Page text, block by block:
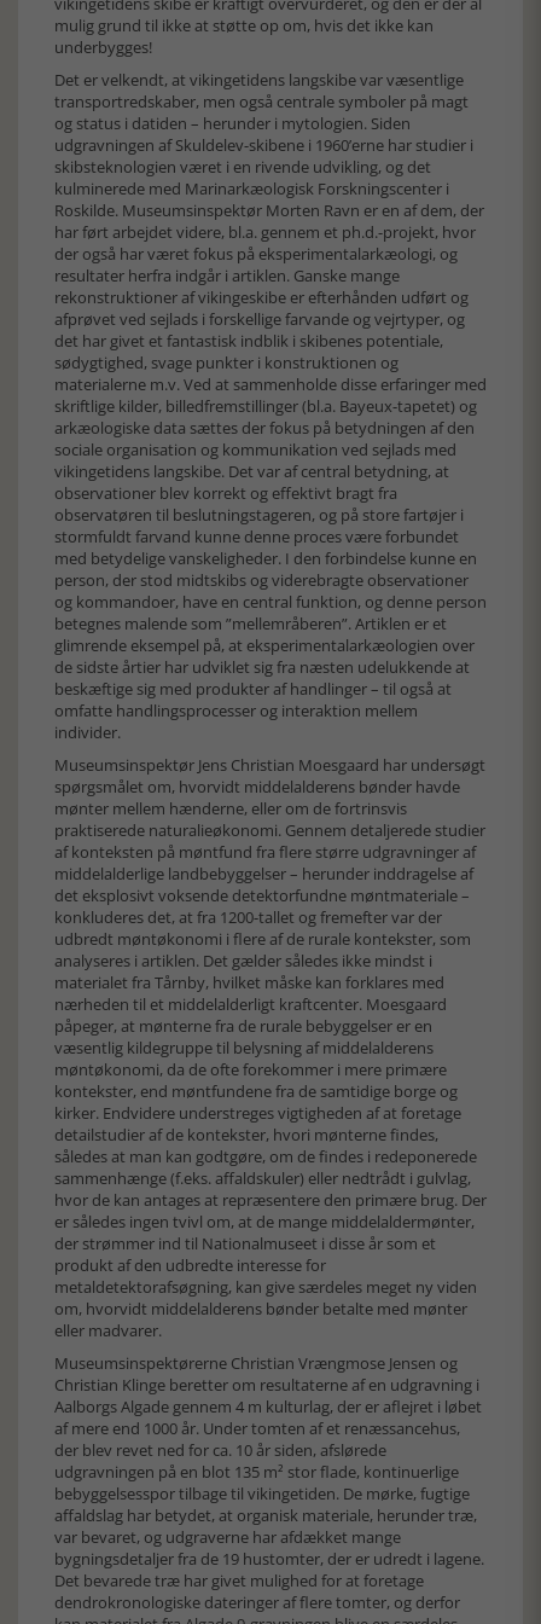
mulig grund til ikke at støtte op om, hvis det ikke kan
underbygges!
Det er velkendt, at vikingetidens langskibe var væsentlige
transportredskaber, men også centrale symboler på magt
og status i datiden – herunder i mytologien. Siden
udgravningen af Skuldelev-skibene i 1960’erne har studier i
skibsteknologien været i en rivende udvikling, og det
kulminerede med Marinarkæologisk Forskningscenter i
Roskilde. Museumsinspektør Morten Ravn er en af dem, der
har ført arbejdet videre, bl.a. gennem et ph.d.-projekt, hvor
der også har været fokus på eksperimentalarkæologi, og
resultater herfra indgår i artiklen. Ganske mange
rekonstruktioner af vikingeskibe er efterhånden udført og
afprøvet ved sejlads i forskellige farvande og vejrtyper, og
det har givet et fantastisk indblik i skibenes potentiale,
sødygtighed, svage punkter i konstruktionen og
materialerne m.v. Ved at sammenholde disse erfaringer med
skriftlige kilder, billedfremstillinger (bl.a. Bayeux-tapetet) og
arkæologiske data sættes der fokus på betydningen af den
sociale organisation og kommunikation ved sejlads med
vikingetidens langskibe. Det var af central betydning, at
observationer blev korrekt og effektivt bragt fra
observatøren til beslutningstageren, og på store fartøjer i
stormfuldt farvand kunne denne proces være forbundet
med betydelige vanskeligheder. I den forbindelse kunne en
person, der stod midtskibs og viderebragte observationer
og kommandoer, have en central funktion, og denne person
betegnes malende som ”mellemråberen”. Artiklen er et
glimrende eksempel på, at eksperimentalarkæologien over
de sidste årtier har udviklet sig fra næsten udelukkende at
beskæftige sig med produkter af handlinger – til også at
omfatte handlingsprocesser og interaktion mellem
individer.
Museumsinspektør Jens Christian Moesgaard har undersøgt
spørgsmålet om, hvorvidt middelalderens bønder havde
mønter mellem hænderne, eller om de fortrinsvis
praktiserede naturalieøkonomi. Gennem detaljerede studier
af konteksten på møntfund fra flere større udgravninger af
middelalderlige landbebyggelser – herunder inddragelse af
det eksplosivt voksende detektorfundne møntmateriale –
konkluderes det, at fra 1200-tallet og fremefter var der
udbredt møntøkonomi i flere af de rurale kontekster, som
analyseres i artiklen. Det gælder således ikke mindst i
materialet fra Tårnby, hvilket måske kan forklares med
nærheden til et middelalderligt kraftcenter. Moesgaard
påpeger, at mønterne fra de rurale bebyggelser er en
væsentlig kildegruppe til belysning af middelalderens
møntøkonomi, da de ofte forekommer i mere primære
kontekster, end møntfundene fra de samtidige borge og
kirker. Endvidere understreges vigtigheden af at foretage
detailstudier af de kontekster, hvori mønterne findes,
således at man kan godtgøre, om de findes i redeponerede
sammenhænge (f.eks. affaldskuler) eller nedtrådt i gulvlag,
hvor de kan antages at repræsentere den primære brug. Der
er således ingen tvivl om, at de mange middelaldermønter,
der strømmer ind til Nationalmuseet i disse år som et
produkt af den udbredte interesse for
metaldetektorafsøgning, kan give særdeles meget ny viden
om, hvorvidt middelalderens bønder betalte med mønter
eller madvarer.
Museumsinspektørerne Christian Vrængmose Jensen og
Christian Klinge beretter om resultaterne af en udgravning i
Aalborgs Algade gennem 4 m kulturlag, der er aflejret i løbet
af mere end 1000 år. Under tomten af et renæssancehus,
der blev revet ned for ca. 10 år siden, afslørede
udgravningen på en blot 135 m² stor flade, kontinuerlige
bebyggelsesspor tilbage til vikingetiden. De mørke, fugtige
affaldslag har betydet, at organisk materiale, herunder træ,
var bevaret, og udgraverne har afdækket mange
bygningsdetaljer fra de 19 hustomter, der er udredt i lagene.
Det bevarede træ har givet mulighed for at foretage
dendrokronologiske dateringer af flere tomter, og derfor